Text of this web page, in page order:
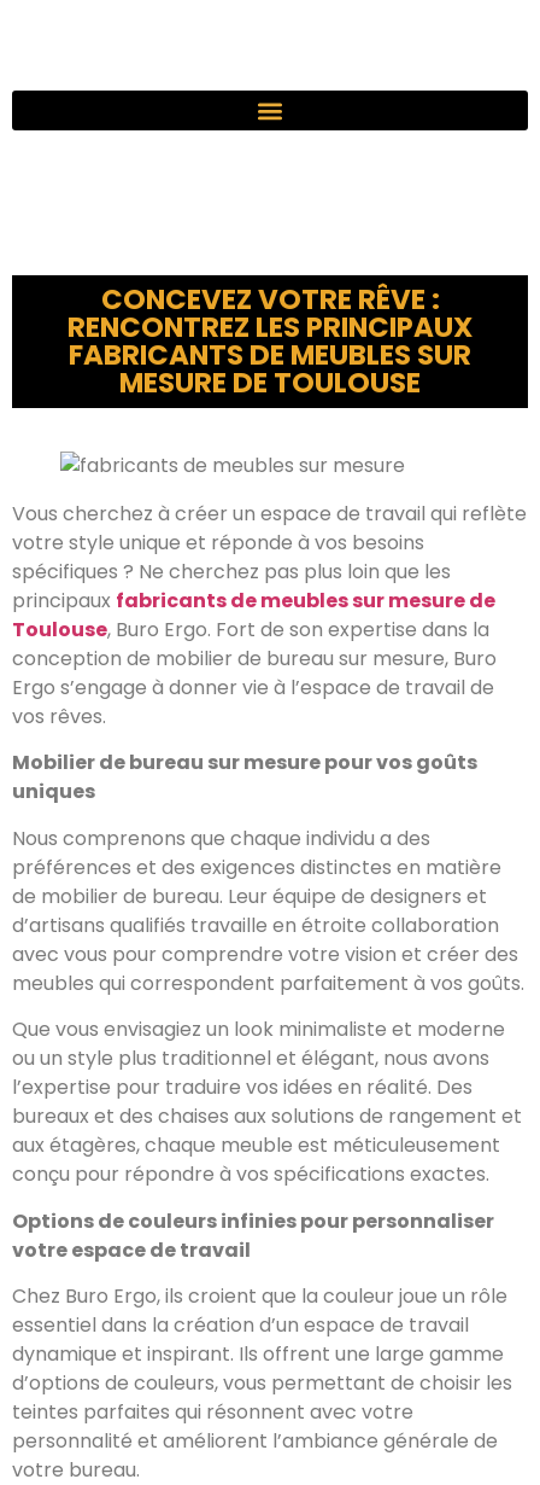
CONCEVEZ VOTRE RÊVE :
RENCONTREZ LES PRINCIPAUX
FABRICANTS DE MEUBLES SUR
MESURE DE TOULOUSE
Vous cherchez à créer un espace de travail qui reflète
votre style unique et réponde à vos besoins
spécifiques ? Ne cherchez pas plus loin que les
principaux fabricants de meubles sur mesure de
Toulouse, Buro Ergo. Fort de son expertise dans la
conception de mobilier de bureau sur mesure, Buro
Ergo s’engage à donner vie à l’espace de travail de
vos rêves.
Mobilier de bureau sur mesure pour vos goûts
uniques
Nous comprenons que chaque individu a des
préférences et des exigences distinctes en matière
de mobilier de bureau. Leur équipe de designers et
d’artisans qualifiés travaille en étroite collaboration
avec vous pour comprendre votre vision et créer des
meubles qui correspondent parfaitement à vos goûts.
Que vous envisagiez un look minimaliste et moderne
ou un style plus traditionnel et élégant, nous avons
l’expertise pour traduire vos idées en réalité. Des
bureaux et des chaises aux solutions de rangement et
aux étagères, chaque meuble est méticuleusement
conçu pour répondre à vos spécifications exactes.
Options de couleurs infinies pour personnaliser
votre espace de travail
Chez Buro Ergo, ils croient que la couleur joue un rôle
essentiel dans la création d’un espace de travail
dynamique et inspirant. Ils offrent une large gamme
d’options de couleurs, vous permettant de choisir les
teintes parfaites qui résonnent avec votre
personnalité et améliorent l’ambiance générale de
votre bureau.